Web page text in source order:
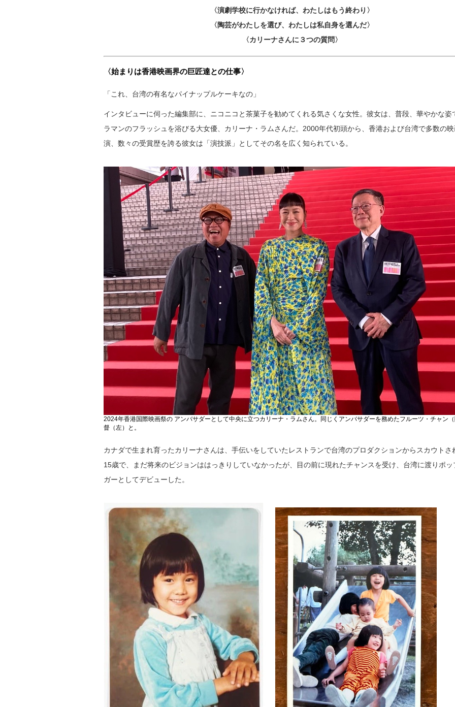
〈演劇学校に行かなければ、わたしはもう終わり 〉
〈陶芸がわたしを選び、わたしは私自身を選んだ〉
〈カリーナさんに３つの質問〉
〈始まりは香港映画界の巨匠達との仕事〉
「これ、台湾の有名なパイナップルケーキなの」
インタビューに伺った編集部に、ニコニコと茶菓子を勧めてくれる気さくな女性。彼女は、普段、華やかな姿
ラマンのフラッシュを浴びる大女優、カリーナ・ラムさんだ。2000年代初頭から、香港および台湾で多数の
演、数々の受賞歴を誇る彼女は「演技派」としてその名を広く知られている。
2024年香港国際映画祭の アンバサダーとして中央に立つカリーナ・ラムさん。同じくアンバサダーを務めたフルーツ・チャン
督（左）と。
カナダで生まれ育ったカリーナさんは、手伝いをしていたレストランで台湾のプロダクションからスカウトさ
15歳で、まだ将来のビジョンははっきりしていなかったが、目の前に現れたチャンスを受け、台湾に渡りポッ
ガーとしてデビューした。